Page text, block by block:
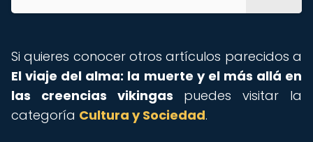
Si quieres conocer otros artículos parecidos a
El viaje del alma: la muerte y el más allá en
las creencias vikingas puedes visitar la
categoría Cultura y Sociedad.